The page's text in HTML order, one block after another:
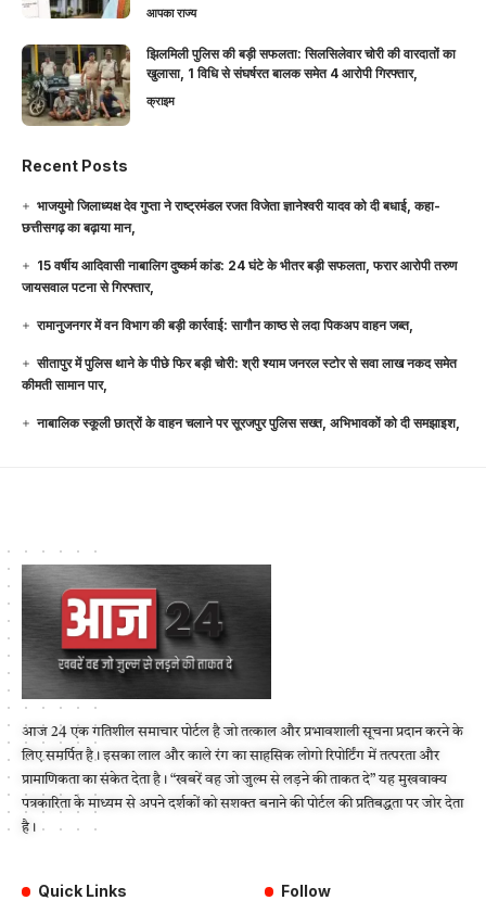
आपका राज्य
झिलमिली पुलिस की बड़ी सफलता: सिलसिलेवार चोरी की वारदातों का
खुलासा, 1 विधि से संघर्षरत बालक समेत 4 आरोपी गिरफ्तार,
क्राइम
Recent Posts
भाजयुमो जिलाध्यक्ष देव गुप्ता ने राष्ट्रमंडल रजत विजेता ज्ञानेश्वरी यादव को दी बधाई, कहा-
छत्तीसगढ़ का बढ़ाया मान,
15 वर्षीय आदिवासी नाबालिग दुष्कर्म कांड: 24 घंटे के भीतर बड़ी सफलता, फरार आरोपी तरुण
जायसवाल पटना से गिरफ्तार,
रामानुजनगर में वन विभाग की बड़ी कार्रवाई: सागौन काष्ठ से लदा पिकअप वाहन जब्त,
सीतापुर में पुलिस थाने के पीछे फिर बड़ी चोरी: श्री श्याम जनरल स्टोर से सवा लाख नकद समेत
कीमती सामान पार,
नाबालिक स्कूली छात्रों के वाहन चलाने पर सूरजपुर पुलिस सख्त, अभिभावकों को दी समझाइश,
आज 24 एक गतिशील समाचार पोर्टल है जो तत्काल और प्रभावशाली सूचना प्रदान करने के
लिए समर्पित है। इसका लाल और काले रंग का साहसिक लोगो रिपोर्टिंग में तत्परता और
प्रामाणिकता का संकेत देता है। “खबरें वह जो जुल्म से लड़ने की ताकत दे” यह मुखवाक्य
पत्रकारिता के माध्यम से अपने दर्शकों को सशक्त बनाने की पोर्टल की प्रतिबद्धता पर जोर देता
है।
Quick Links Follow